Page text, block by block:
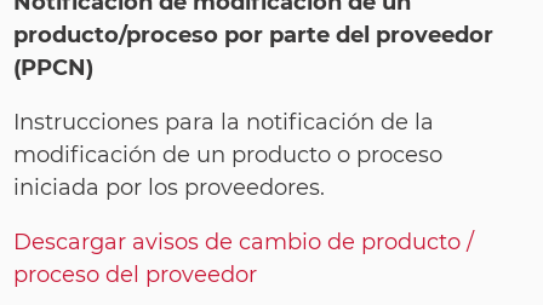
producto/proceso por parte del proveedor
(PPCN)
Instrucciones para la notificación de la
modificación de un producto o proceso
iniciada por los proveedores.
Descargar avisos de cambio de producto /
proceso del proveedor